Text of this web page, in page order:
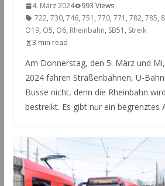
4. März 2024
993 Views
722, 730, 746, 751 , 770, 771 , 782, 785,
O19, O5, O6, Rheinbahn, SB51 , Streik
3 min read
Am Donnerstag, den 5. März und
2024 fahren Straßenbahnen, U-
Busse nicht, denn die Rheinbahn
bestreikt. Es gibt nur ein begrenztes